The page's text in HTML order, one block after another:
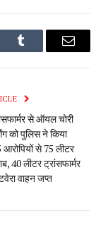
Tumblr Email
से ऑयल चोरी
को पुलिस ने किया
आरोपियों से 75 लीटर
40 लीटर ट्रांसफार्मर
वाहन जप्त